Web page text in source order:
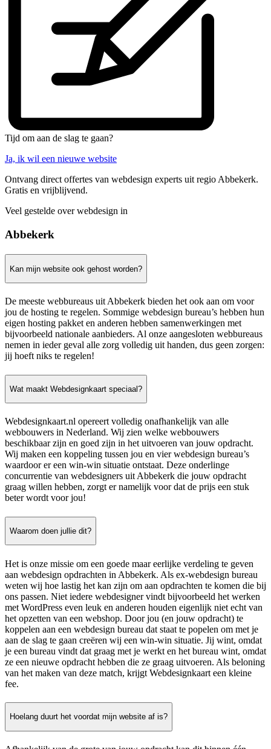
Tijd om aan de slag te gaan?
Ja, ik wil een nieuwe website
Ontvang direct offertes van webdesign experts uit regio Abbekerk.
Gratis en vrijblijvend.
Veel gestelde over webdesign in
Abbekerk
Kan mijn website ook gehost worden?
De meeste webbureaus uit Abbekerk bieden het ook aan om voor
jou de hosting te regelen. Sommige webdesign bureau’s hebben hun
eigen hosting pakket en anderen hebben samenwerkingen met
bijvoorbeeld nationale aanbieders. Al onze aangesloten webbureaus
nemen in ieder geval alle zorg volledig uit handen, dus geen zorgen:
jij hoeft niks te regelen!
Wat maakt Webdesignkaart speciaal?
Webdesignkaart.nl opereert volledig onafhankelijk van alle
webbouwers in Nederland. Wij zien welke webbouwers
beschikbaar zijn en goed zijn in het uitvoeren van jouw opdracht.
Wij maken een koppeling tussen jou en vier webdesign bureau’s
waardoor er een win-win situatie ontstaat. Deze onderlinge
concurrentie van webdesigners uit Abbekerk die jouw opdracht
graag willen hebben, zorgt er namelijk voor dat de prijs een stuk
beter wordt voor jou!
Waarom doen jullie dit?
Het is onze missie om een goede maar eerlijke verdeling te geven
aan webdesign opdrachten in Abbekerk. Als ex-webdesign bureau
weten wij hoe lastig het kan zijn om aan opdrachten te komen die bij
ons passen. Niet iedere webdesigner vindt bijvoorbeeld het werken
met WordPress even leuk en anderen houden eigenlijk niet echt van
het opzetten van een webshop. Door jou (en jouw opdracht) te
koppelen aan een webdesign bureau dat staat te popelen om met je
aan de slag te gaan creëren wij een win-win situatie. Jij wint, omdat
je een bureau vindt dat graag met je werkt en het bureau wint, omdat
ze een nieuwe opdracht hebben die ze graag uitvoeren. Als beloning
van het maken van deze match, krijgt Webdesignkaart een kleine
fee.
Hoelang duurt het voordat mijn website af is?